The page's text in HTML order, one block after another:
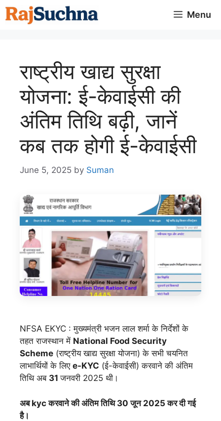
Skip
to
Menu
राष्ट्रीय खाद्य सुरक्षा
योजना: ई-केवाईसी की
अंतिम तिथि बढ़ी, जानें
कब तक होगी ई-केवाईसी
June 5, 2025 by Suman
NFSA EKYC : मुख्यमंत्री भजन लाल शर्मा के निर्देशों के
तहत राजस्थान में National Food Security
Scheme (राष्ट्रीय खाद्य सुरक्षा योजना) के सभी चयनित
लाभार्थियों के लिए e-KYC (ई-केवाईसी) करवाने की अंतिम
तिथि अब 31जनवरी 2025 थी।
अब kyc करवाने की अंतिम तिथि 30 जून 2025 कर दी गई
है।